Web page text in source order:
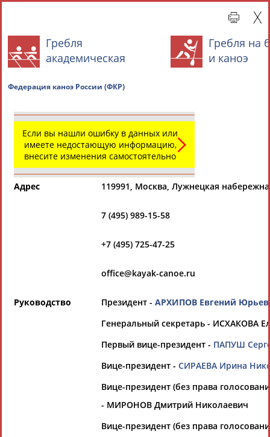
материалов
сутки:
44839
Главная » Всероссийские спортивные организации
ТАБЛО АКТИВНОСТИ
Всероссийские спортивные организации
Выберите другой тип организаций
Органы управления, федерации,
Гребля
академическая
Гребля на
и каноэ
Федерация каноэ России (ФКР)
Если вы нашли ошибку в данных или
имеете недостающую информацию,
внесите изменения самостоятельно
Адрес 119991, Москва, Лужнецкая
7 (495) 989-15-58
+7 (495) 725-47-25
office@kayak-canoe.ru
Руководство Президент - АРХИПОВ Евгений
Генеральный секретарь - ИСХАКОВА
Первый вице-президент - ПАПУШ
Вице-президент - СИРАЕВА Ирина
Вице-президент (без права
- МИРОНОВ Дмитрий Николаевич
Вице-президент (без права